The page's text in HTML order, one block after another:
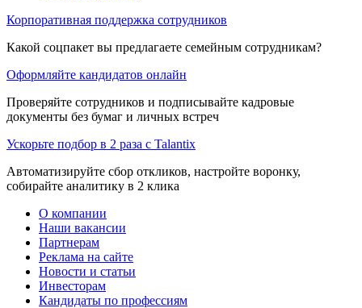
Корпоративная поддержка сотрудников
Какой соцпакет вы предлагаете семейным сотрудникам?
Оформляйте кандидатов онлайн
Проверяйте сотрудников и подписывайте кадровые
документы без бумаг и личных встреч
Ускорьте подбор в 2 раза с Talantix
Автоматизируйте сбор откликов, настройте воронку,
собирайте аналитику в 2 клика
О компании
Наши вакансии
Партнерам
Реклама на сайте
Новости и статьи
Инвесторам
Кандидаты по профессиям